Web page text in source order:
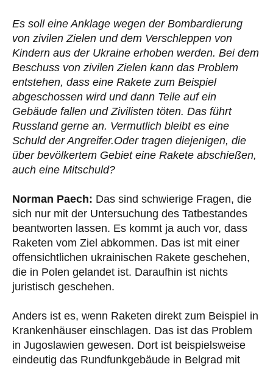
Es soll eine Anklage wegen der Bombardierung
von zivilen Zielen und dem Verschleppen von
Kindern aus der Ukraine erhoben werden. Bei dem
Beschuss von zivilen Zielen kann das Problem
entstehen, dass eine Rakete zum Beispiel
abgeschossen wird und dann Teile auf ein
Gebäude fallen und Zivilisten töten. Das führt
Russland gerne an. Vermutlich bleibt es eine
Schuld der Angreifer.Oder tragen diejenigen, die
über bevölkertem Gebiet eine Rakete abschießen,
auch eine Mitschuld?
Norman Paech: Das sind schwierige Fragen, die
sich nur mit der Untersuchung des Tatbestandes
beantworten lassen. Es kommt ja auch vor, dass
Raketen vom Ziel abkommen. Das ist mit einer
offensichtlichen ukrainischen Rakete geschehen,
die in Polen gelandet ist. Daraufhin ist nichts
juristisch geschehen.
Anders ist es, wenn Raketen direkt zum Beispiel in
Krankenhäuser einschlagen. Das ist das Problem
in Jugoslawien gewesen. Dort ist beispielsweise
eindeutig das Rundfunkgebäude in Belgrad mit